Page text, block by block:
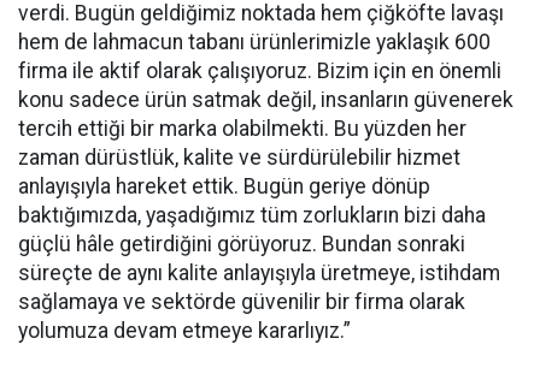
verdi. Bugün geldiğimiz noktada hem çiğköfte lavaşı
hem de lahmacun tabanı ürünlerimizle yaklaşık 600
firma ile aktif olarak çalışıyoruz. Bizim için en önemli
konu sadece ürün satmak değil, insanların güvenerek
tercih ettiği bir marka olabilmekti. Bu yüzden her
zaman dürüstlük, kalite ve sürdürülebilir hizmet
anlayışıyla hareket ettik. Bugün geriye dönüp
baktığımızda, yaşadığımız tüm zorlukların bizi daha
güçlü hâle getirdiğini görüyoruz. Bundan sonraki
süreçte de aynı kalite anlayışıyla üretmeye, istihdam
sağlamaya ve sektörde güvenilir bir firma olarak
yolumuza devam etmeye kararlıyız.”